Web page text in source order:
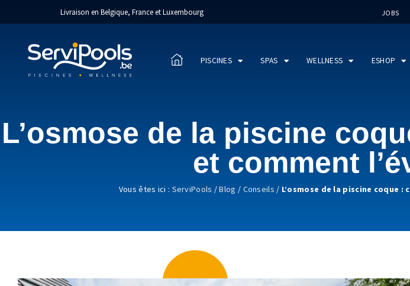
Livraison en Belgique, France et Luxembourg JOBS
PISCINES SPAS WELLNESS ESHOP
L’osmose de la piscine
et comment
Vous êtes ici : ServiPools /Blog / Conseils / L’osmose de la piscine coque